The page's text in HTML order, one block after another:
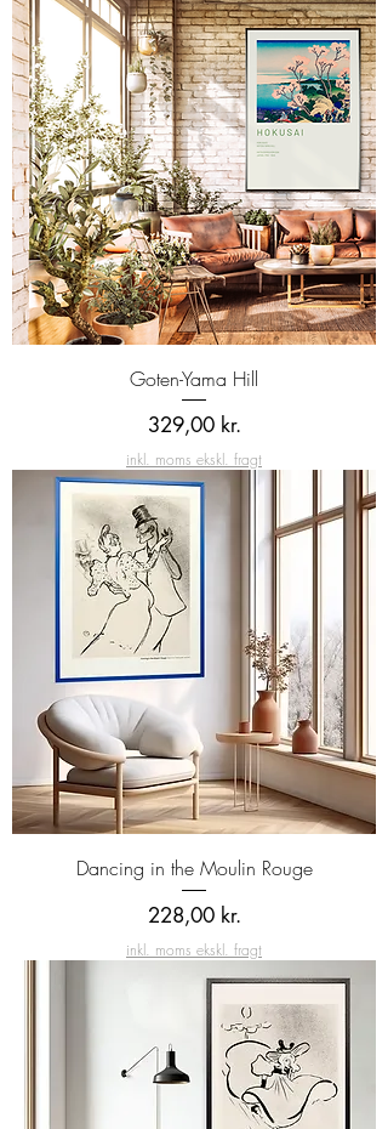
Goten-Yama Hill
Pris
329,00 kr.
inkl. moms ekskl. fragt
Dancing in the Moulin Rouge
Pris
228,00 kr.
inkl. moms ekskl. fragt